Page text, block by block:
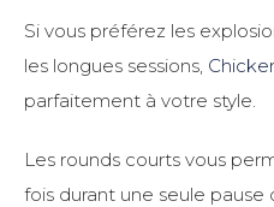
Si vous préférez les
les longues sessions,
parfaitement à votre style.
Les rounds courts vous
fois durant une seule pause